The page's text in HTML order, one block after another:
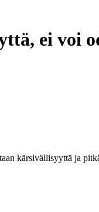
ei voi
kärsivällisyyttä ja